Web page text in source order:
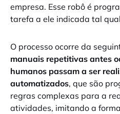
empresa. Esse robô é
tarefa a ele indicada tal
O processo ocorre da
manuais repetitivas antes
humanos passam a ser
automatizados, que são
regras complexas para a
atividades, imitando a